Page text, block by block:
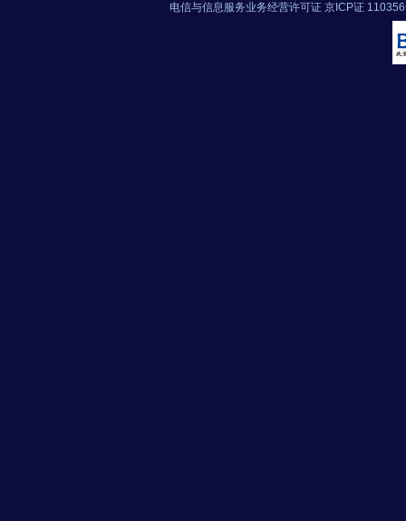
电信与信息服务业务经营许可证 京ICP证